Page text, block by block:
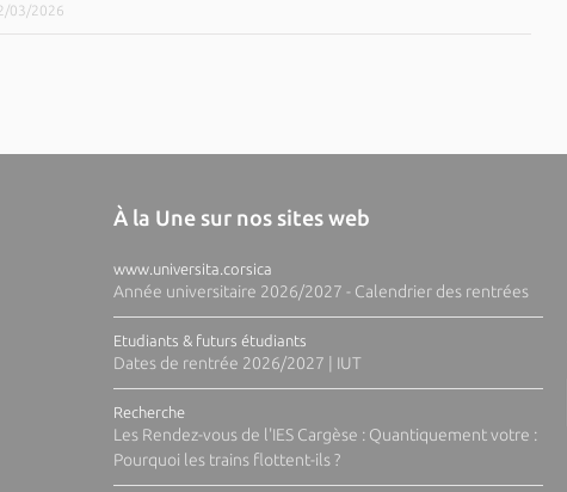
03/2026
À la Une sur nos sites web
www.universita.corsica
Année universitaire 2026/2027 - Calendrier des rentrées
Etudiants & futurs étudiants
Dates de rentrée 2026/2027 | IUT
Recherche
Les Rendez-vous de l'IES Cargèse : Quantiquement votre :
Pourquoi les trains flottent-ils ?